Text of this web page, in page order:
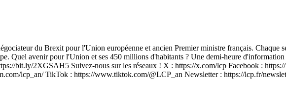
du Brexit pour l'Union européenne et ancien Premier ministre français. Chaque
Quel avenir pour l'Union et ses 450 millions d'habitants ? Une demi-heure
bit.ly/2XGSAH5 Suivez-nous sur les réseaux ! X : https://x.com/lcp Facebook :
lcp_an/ TikTok : https://www.tiktok.com/@LCP_an Newsletter : https://lcp.fr/